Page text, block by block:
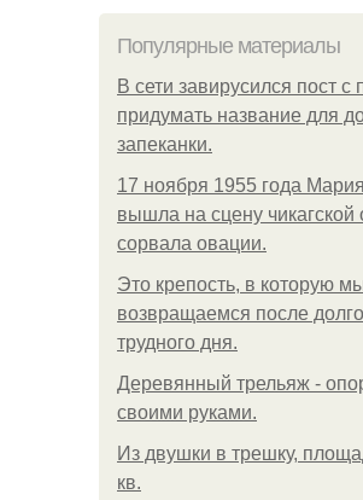
Популярные материалы
В сети завирусился пост с
придумать название для
запеканки.
17 ноября 1955 года
вышла на сцену чикагской
сорвала овации.
Это крепость, в которую
возвращаемся после
трудного дня.
Деревянный трельяж -
своими руками.
Из двушки в трешку,
кв.